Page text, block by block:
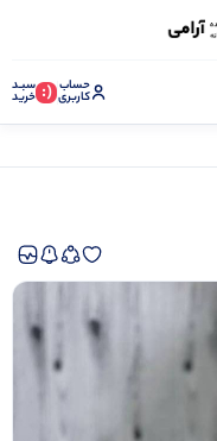
حساب
کاربری (: سبـد
خرید